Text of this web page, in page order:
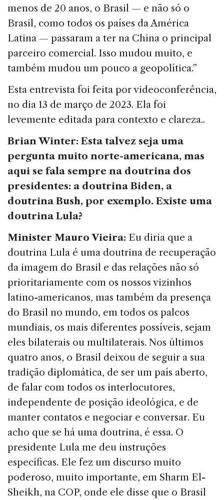
menos de 20 anos, o Brasil — e não só o
Brasil, como todos os países da América
Latina — passaram a ter na China o principal
parceiro comercial. Isso mudou muito, e
também mudou um pouco a geopolítica.”
Esta entrevista foi feita por videoconferência,
no dia 13 de março de 2023. Ela foi
levemente editada para contexto e clareza..
Brian Winter: Esta talvez seja uma
pergunta muito norte-americana, mas
aqui se fala sempre na doutrina dos
presidentes: a doutrina Biden, a
doutrina Bush, por exemplo. Existe uma
doutrina Lula?
Minister Mauro Vieira: Eu diria que a
doutrina Lula é uma doutrina de recuperação
da imagem do Brasil e das relações não só
prioritariamente com os nossos vizinhos
latino-americanos, mas também da presença
do Brasil no mundo, em todos os palcos
mundiais, os mais diferentes possíveis, sejam
eles bilaterais ou multilaterais. Nos últimos
quatro anos, o Brasil deixou de seguir a sua
tradição diplomática, de ser um país aberto,
de falar com todos os interlocutores,
independente de posição ideológica, e de
manter contatos e negociar e conversar. Eu
acho que se há uma doutrina, é essa. O
presidente Lula me deu instruções
específicas. Ele fez um discurso muito
poderoso, muito importante, em Sharm El-
Sheikh, na COP, onde ele disse que o Brasil